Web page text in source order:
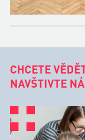
CHCETE
NAVŠTIVTE